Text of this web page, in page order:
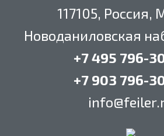
117105, Россия,
Новоданиловская
+7 495 796-
+7 903 796-